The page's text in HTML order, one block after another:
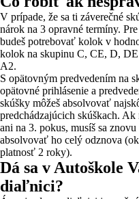
V prípade, že sa ti záverečné
nárok na 3 opravné termíny.
budeš potrebovať kolok v
kolok na skupinu C, CE, D,
A2.
S opätovným predvedením na
opätovné prihlásenie a
skúšky môžeš absolvovať
predchádzajúcich skúškach. Ak
ani na 3. pokus, musíš sa
absolvovať ho celý odznova
platnosť 2 roky).
Dá sa v Autoškole
diaľnici?